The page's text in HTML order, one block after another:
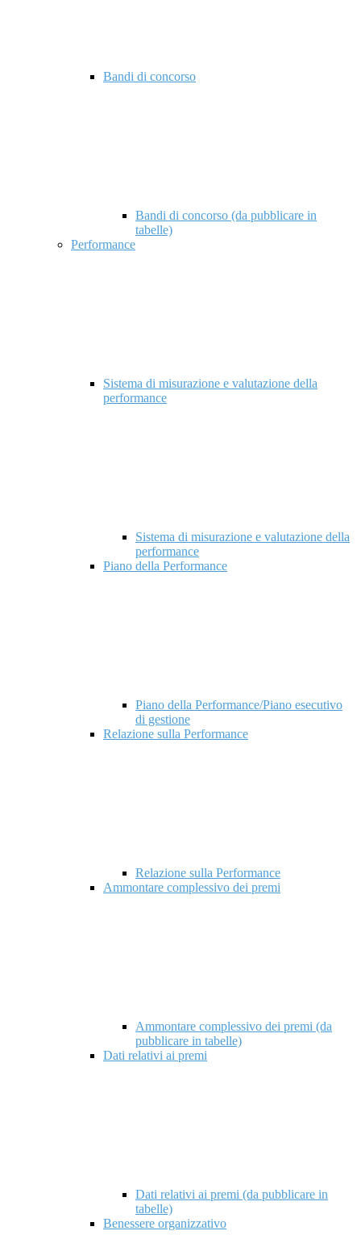
Bandi di concorso
Bandi di concorso (da pubblicare in
tabelle)
Performance
Sistema di misurazione e valutazione della
performance
Sistema di misurazione e valutazione della
performance
Piano della Performance
Piano della Performance/Piano esecutivo
di gestione
Relazione sulla Performance
Relazione sulla Performance
Ammontare complessivo dei premi
Ammontare complessivo dei premi (da
pubblicare in tabelle)
Dati relativi ai premi
Dati relativi ai premi (da pubblicare in
tabelle)
Benessere organizzativo